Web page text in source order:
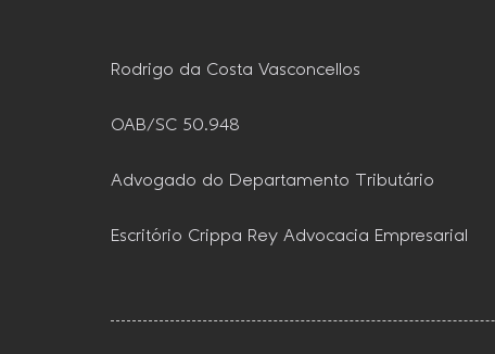
Rodrigo da Costa Vasconcellos
OAB/SC 50.948
Advogado do Departamento Tributário
Escritório Crippa Rey Advocacia Empresarial